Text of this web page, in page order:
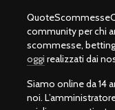
community per chi
scommesse,
oggi realizzati dai
Siamo online da 14
noi.